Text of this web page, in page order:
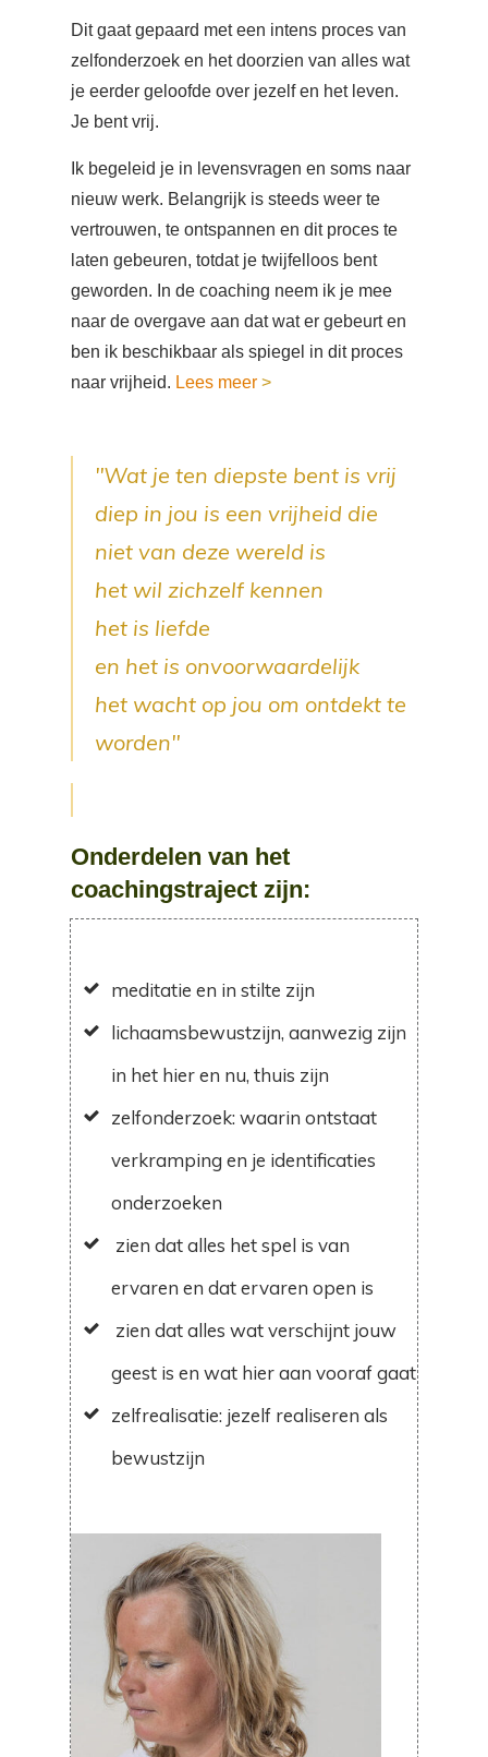
Dit gaat gepaard met een intens proces van
zelfonderzoek en het doorzien van alles wat
je eerder geloofde over jezelf en het leven.
Je bent vrij.
Ik begeleid je in levensvragen en soms naar
nieuw werk. Belangrijk is steeds weer te
vertrouwen, te ontspannen en dit proces te
laten gebeuren, totdat je twijfelloos bent
geworden. In de coaching neem ik je mee
naar de overgave aan dat wat er gebeurt en
ben ik beschikbaar als spiegel in dit proces
naar vrijheid. Lees meer >
"Wat je ten diepste bent is vrij
diep in jou is een vrijheid die
niet van deze wereld is
het wil zichzelf kennen
het is liefde
en het is onvoorwaardelijk
het wacht op jou om ontdekt te
worden"
Onderdelen van het
coachingstraject zijn:
meditatie en in stilte zijn
lichaamsbewustzijn, aanwezig zijn
in het hier en nu, thuis zijn
zelfonderzoek: waarin ontstaat
verkramping en je identificaties
onderzoeken
zien dat alles het spel is van
ervaren en dat ervaren open is
zien dat alles wat verschijnt jouw
geest is en wat hier aan vooraf gaat
zelfrealisatie: jezelf realiseren als
bewustzijn